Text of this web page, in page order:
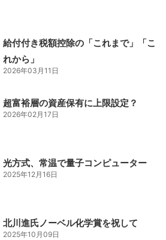
給付付き税額控除の「これまで」「こ
れから」
2026年03月11日
超富裕層の資産保有に上限設定？
2026年02月17日
光方式、常温で量子コンピューター
2025年12月16日
北川進氏ノーベル化学賞を祝して
2025年10月09日